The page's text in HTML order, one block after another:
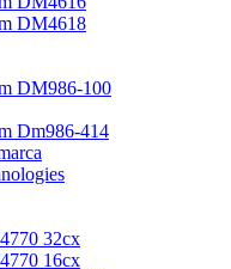
DM4618
DM986-100
Dm986-414
32cx
16cx